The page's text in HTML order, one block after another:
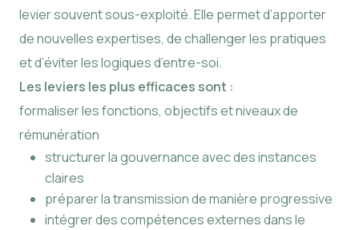
levier souvent sous-exploité. Elle permet d’apporter
de nouvelles expertises, de challenger les pratiques
et d’éviter les logiques d’entre-soi.
Les leviers les plus efficaces sont :
formaliser les fonctions, objectifs et niveaux de
rémunération
structurer la gouvernance avec des instances
claires
préparer la transmission de manière progressive
intégrer des compétences externes dans le